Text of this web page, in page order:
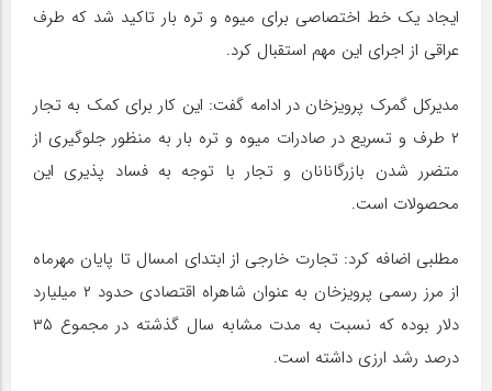
ایجاد یک خط اختصاصی برای میوه و تره بار تاکید شد که طرف
عراقی از اجرای این مهم استقبال کرد.
مدیرکل گمرک پرویزخان در ادامه گفت: این کار برای کمک به تجار
۲ طرف و تسریع در صادرات میوه و تره بار به منظور جلوگیری از
متضرر شدن بازرگانانان و تجار با توجه به فساد پذیری این
محصولات است.
مطلبی اضافه کرد: تجارت خارجی از ابتدای امسال تا پایان مهرماه
از مرز رسمی پرویزخان به عنوان شاهراه اقتصادی حدود ۲ میلیارد
دلار بوده که نسبت به مدت مشابه سال گذشته در مجموع ۳۵
درصد رشد ارزی داشته است.